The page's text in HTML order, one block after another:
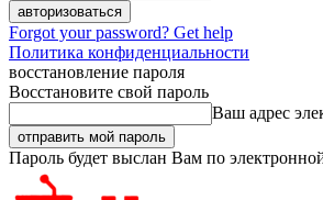
Forgot your password? Get help
Политика конфиденциальности
восстановление пароля
Восстановите свой пароль
Ваш адрес
Пароль будет выслан Вам по